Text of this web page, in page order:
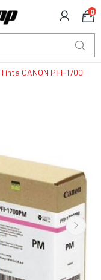
0
Tinta CANON PFI-1700